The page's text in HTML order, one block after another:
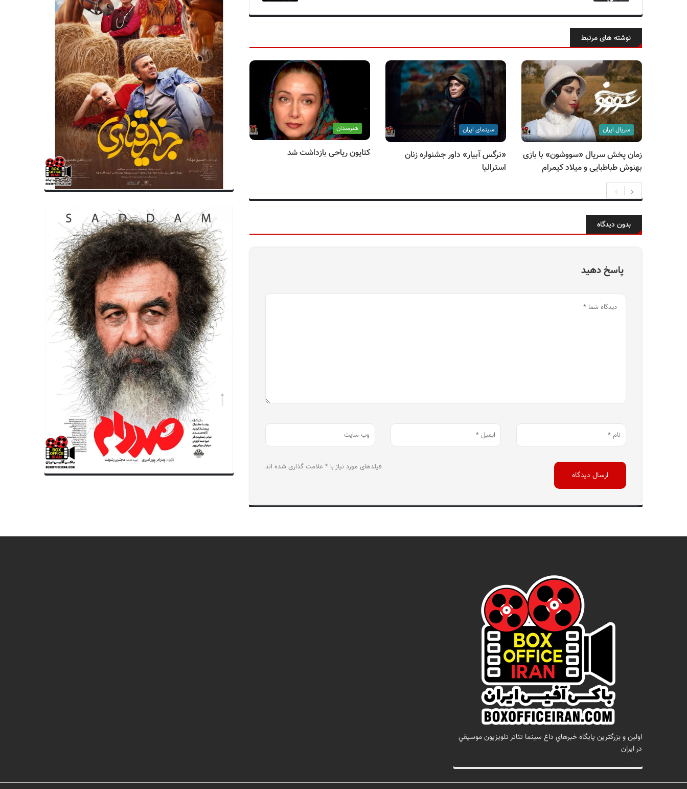
نوشته های مرتبط
سریال ایران
زمان پخش سریال «سووشون» با بازی
بهنوش طباطبایی و میلاد کیمرام
سینمای ایران
«نرگس آبیار» داور جشنواره زنان
استرالیا
هنرمندان
کتایون ریاحی بازداشت شد
سینمای ایران
پیش فروش بلیت های «خانه پدری»
آغاز شد
بدون دیدگاه
پاسخ دهید
فیلدهای مورد نیاز با * علامت گذاری شده اند
اولين و بزرگترين پايگاه خبرهاي داغ سينما تئاتر تلويزيون موسيقي
در ايران